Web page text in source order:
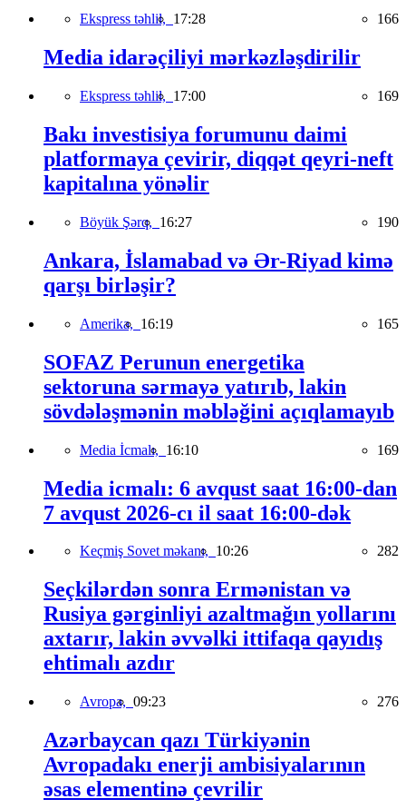
Ekspress təhlil, 17:28 166
Media idarəçiliyi mərkəzləşdirilir
Ekspress təhlil, 17:00 169
Bakı investisiya forumunu daimi
platformaya çevirir, diqqət qeyri-neft
kapitalına yönəlir
Böyük Şərq, 16:27 190
Ankara, İslamabad və Ər-Riyad kimə
qarşı birləşir?
Amerika, 16:19 165
SOFAZ Perunun energetika
sektoruna sərmayə yatırıb, lakin
sövdələşmənin məbləğini açıqlamayıb
Media İcmalı, 16:10 169
Media icmalı: 6 avqust saat 16:00-dan
7 avqust 2026-cı il saat 16:00-dək
Keçmiş Sovet məkanı, 10:26 282
Seçkilərdən sonra Ermənistan və
Rusiya gərginliyi azaltmağın yollarını
axtarır, lakin əvvəlki ittifaqa qayıdış
ehtimalı azdır
Avropa, 09:23 276
Azərbaycan qazı Türkiyənin
Avropadakı enerji ambisiyalarının
əsas elementinə çevrilir